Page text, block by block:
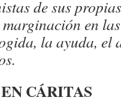
de sus
en
la ayuda, el
CÁRITAS